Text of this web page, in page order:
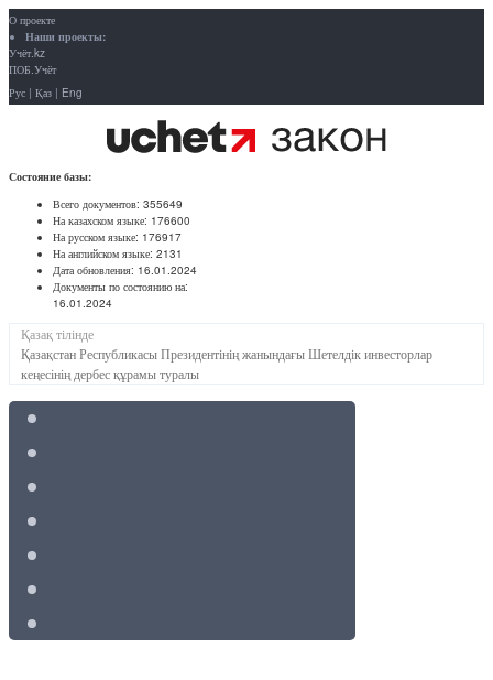
О проекте
Наши проекты:
Учёт.kz
ПОБ.Учёт
Рус | Қаз | Eng
Состояние базы:
Всего документов: 355649
На казахском языке: 176600
На русском языке: 176917
На английском языке: 2131
Дата обновления: 16.01.2024
Документы по состоянию на:
16.01.2024
Қазақ тілінде
Қазақстан Республикасы Президентінің жанындағы Шетелдік инвесторлар
кеңесінің дербес құрамы туралы